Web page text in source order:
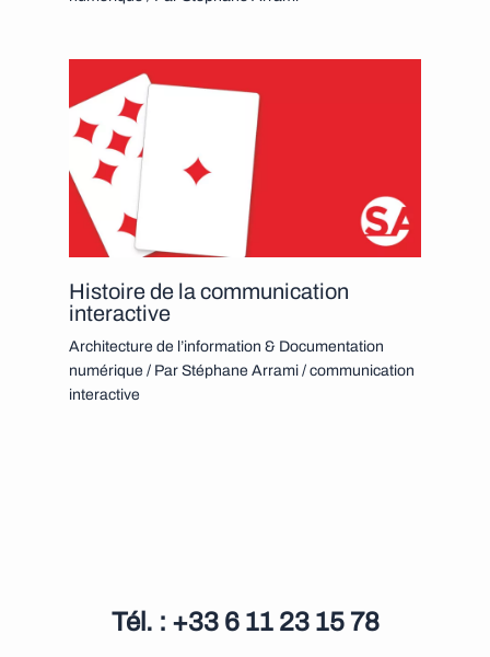
Histoire de la communication
interactive
Architecture de l’information & Documentation
numérique / ParStéphane Arrami /communication
interactive
Tél. : +33 6 11 23 15 78